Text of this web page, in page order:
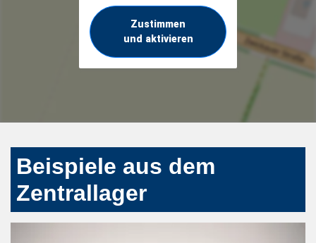
Zustimmen
und aktivieren
Beispiele aus dem
Zentrallager